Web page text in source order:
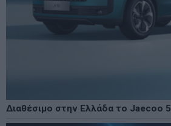
Διαθέσιμο στην Ελλάδα το Jaecoo 5